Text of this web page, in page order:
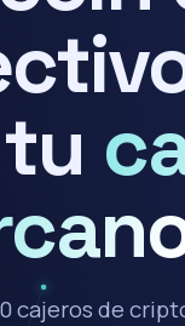
cajeros de